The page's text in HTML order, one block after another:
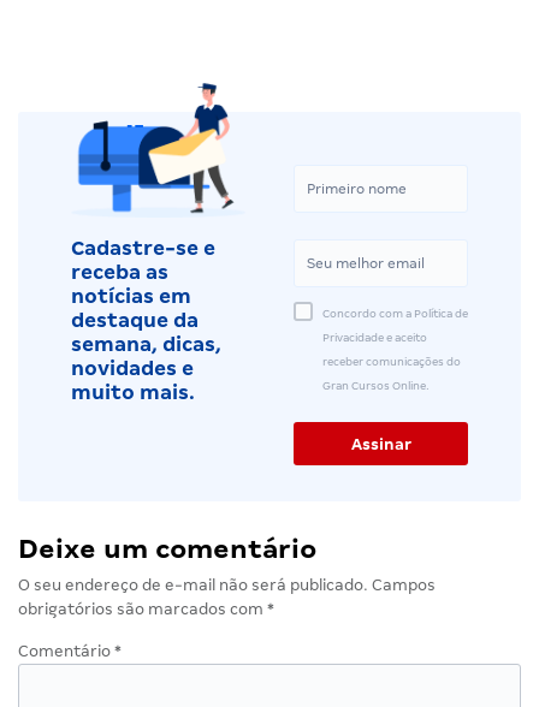
Cadastre-se e
receba as
notícias em
destaque da
semana, dicas,
novidades e
muito mais.
Concordo com a Política de
Privacidade e aceito
receber comunicações do
Gran Cursos Online.
Deixe um comentário
O seu endereço de e-mail não será publicado. Campos
obrigatórios são marcados com *
Comentário *